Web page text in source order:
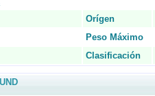
Orígen
Peso Máximo
Clasificación